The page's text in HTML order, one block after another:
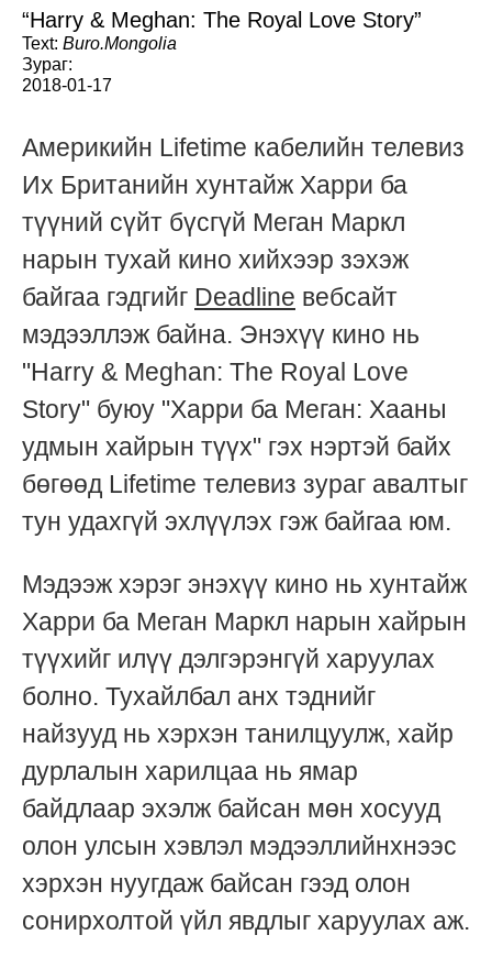
“Harry & Meghan: The Royal Love Story”
Text: Buro.Mongolia
Зураг:
2018-01-17
Америкийн Lifetime кабелийн телевиз
Их Британийн хунтайж Харри ба
түүний сүйт бүсгүй Меган Маркл
нарын тухай кино хийхээр зэхэж
байгаа гэдгийг Deadline вебсайт
мэдээллэж байна. Энэхүү кино нь
"Harry & Meghan: The Royal Love
Story" буюу "Харри ба Меган: Хааны
удмын хайрын түүх" гэх нэртэй байх
бөгөөд Lifetime телевиз зураг авалтыг
тун удахгүй эхлүүлэх гэж байгаа юм.
Мэдээж хэрэг энэхүү кино нь хунтайж
Харри ба Меган Маркл нарын хайрын
түүхийг илүү дэлгэрэнгүй харуулах
болно. Тухайлбал анх тэднийг
найзууд нь хэрхэн танилцуулж, хайр
дурлалын харилцаа нь ямар
байдлаар эхэлж байсан мөн хосууд
олон улсын хэвлэл мэдээллийнхнээс
хэрхэн нуугдаж байсан гээд олон
сонирхолтой үйл явдлыг харуулах аж.